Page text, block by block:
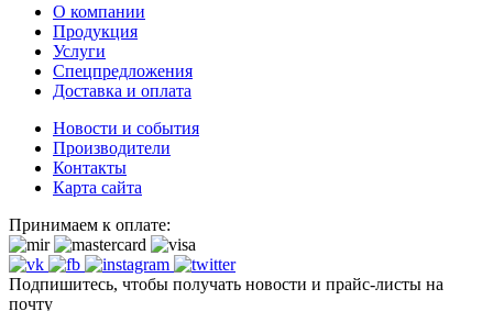
О компании
Продукция
Услуги
Спецпредложения
Доставка и оплата
Новости и события
Производители
Контакты
Карта сайта
Принимаем к оплате:
Подпишитесь, чтобы получать новости и прайс-листы на
почту